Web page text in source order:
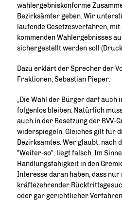
wahlergebniskonforme
Bezirksämter geben. Wir
laufende Gesetzesverfahren,
kommenden Wahlergebnisses
sichergestellt werden soll
Dazu erklärt der Sprecher der
Fraktionen, Sebastian Pieper:
Die Wahl der Bürger darf auch
folgenlos bleiben. Natürlich
auch in der Besetzung der BVV-
widerspiegeln. Gleiches gilt für
Bezirksamtes. Wer glaubt, nach
"Weiter-so", liegt falsch. Im
Handlungsfähigkeit in den
Interesse daran haben, dass
kräftezehrender
oder gar gerichtlicher